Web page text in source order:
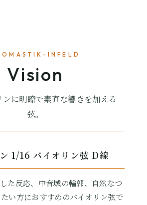
INFELD
Vision
に明瞭で素直な響きを加える
弦。
1/16 バイオリン弦 D線
た反応、中音域の輪郭、自然なつ
い方におすすめのバイオリン弦で